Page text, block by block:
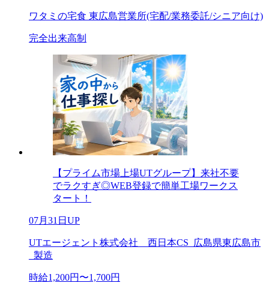
ワタミの宅食 東広島営業所(宅配/業務委託/シニア向け)
完全出来高制
【プライム市場上場UTグループ】来社不要
でラクすぎ◎WEB登録で簡単工場ワークス
タート！
07月31日UP
UTエージェント株式会社 西日本CS_広島県東広島市
_製造
時給1,200円〜1,700円